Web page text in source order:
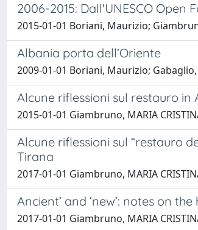
2006-2015: Dall'UNESCO
2015-01-01 Boriani, Maurizio;
Albania porta dell’Oriente
2009-01-01 Boriani, Maurizio;
Alcune riflessioni sul restauro
2015-01-01 Giambruno, MARIA
Alcune riflessioni sul “restauro
Tirana
2017-01-01 Giambruno, MARIA
Ancient’ and ‘new’: notes on
2017-01-01 Giambruno, MARIA